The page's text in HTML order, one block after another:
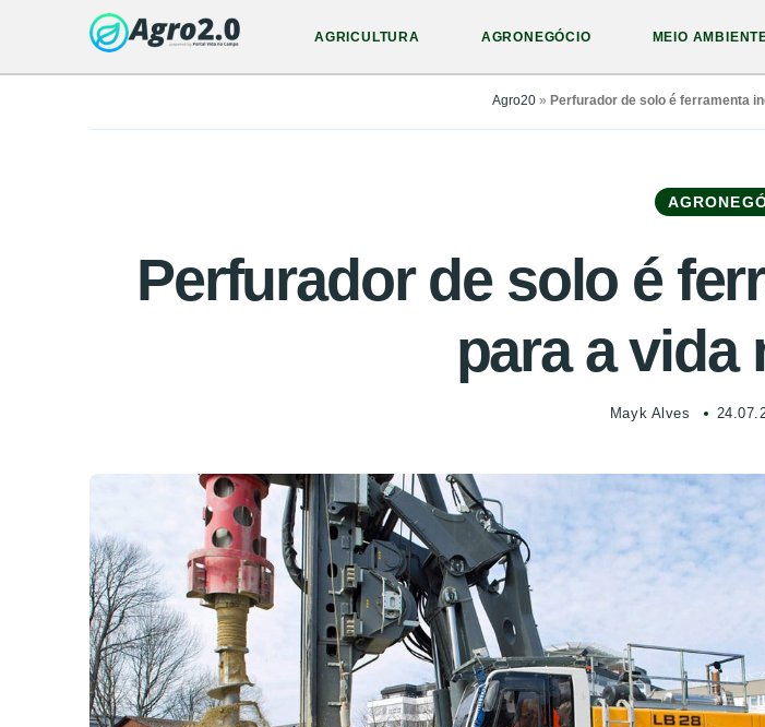
AGRICULTURA AGRONEGÓCIO MEIO
Agro20» Perfurador de solo é ferramenta
Perfurador de solo é
para a vida
Mayk Alves